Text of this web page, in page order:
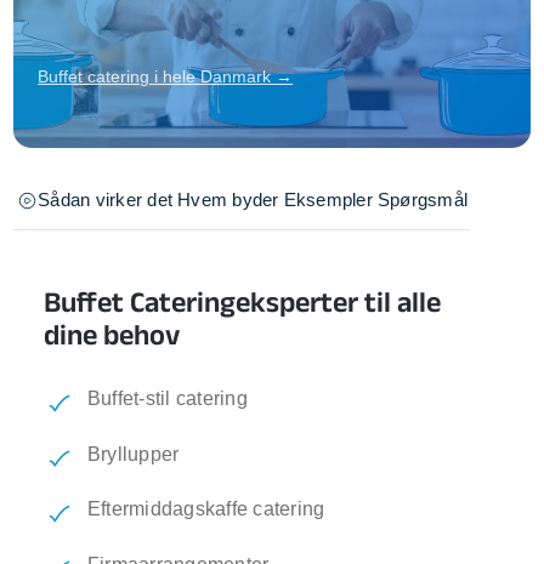
Buffet catering i hele Danmark →
Sådan virker det Hvem byder Eksempler Spørgsmål
Buffet Cateringeksperter til alle
dine behov
Buffet-stil catering
Bryllupper
Eftermiddagskaffe catering